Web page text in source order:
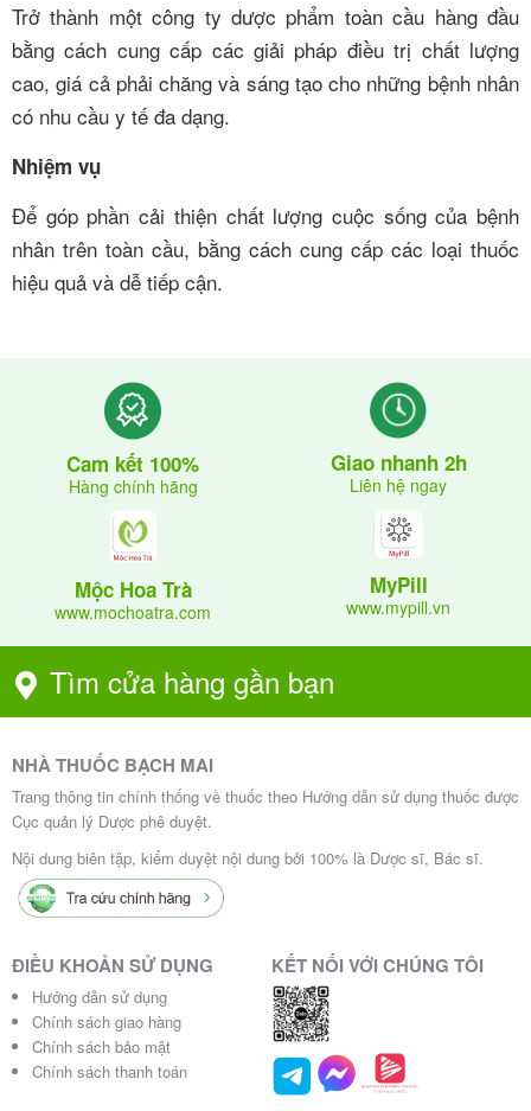
Trở thành một công ty dược phẩm toàn cầu hàng đầu
bằng cách cung cấp các giải pháp điều trị chất lượng
cao, giá cả phải chăng và sáng tạo cho những bệnh nhân
có nhu cầu y tế đa dạng.
Nhiệm vụ
Để góp phần cải thiện chất lượng cuộc sống của bệnh
nhân trên toàn cầu, bằng cách cung cấp các loại thuốc
hiệu quả và dễ tiếp cận.
Cam kết 100%
Hàng chính hãng
Giao nhanh 2h
Liên hệ ngay
Mộc Hoa Trà
www.mochoatra.com
MyPill
www.mypill.vn
Tìm cửa hàng gần bạn
NHÀ THUỐC BẠCH MAI
Trang thông tin chính thống về thuốc theo Hướng dẫn sử dụng thuốc được
Cục quản lý Dược phê duyệt.
Nội dung biên tập, kiểm duyệt nội dung bởi 100% là Dược sĩ, Bác sĩ.
ĐIỀU KHOẢN SỬ DỤNG
Hướng dẫn sử dụng
Chính sách giao hàng
Chính sách bảo mật
Chính sách thanh toán
KẾT NỐI VỚI CHÚNG TÔI